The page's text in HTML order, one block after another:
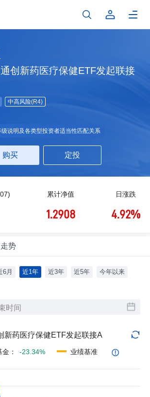
创新药医疗保健ETF发起联接
中高风险(R4)
说明及各类型投资者适当性匹配关系
购买 定投
累计净值
1.2908
日涨跌
4.92%
势
6月 近1年 近3年 近5年
今年以来
新药医疗保健ETF发起联接A
金 ： -23.34% 业绩基准